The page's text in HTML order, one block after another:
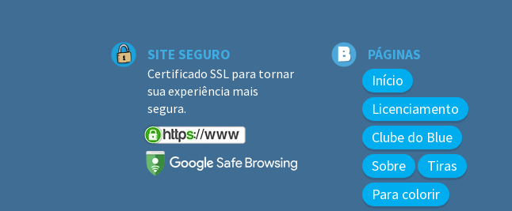
SITE SEGURO
Certificado SSL para tornar
sua experiência mais
segura.
PÁGINAS
Início
Licenciamento
Clube do Blue
Sobre
Tiras
Para colorir